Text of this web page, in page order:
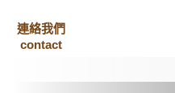
連絡我們
contact